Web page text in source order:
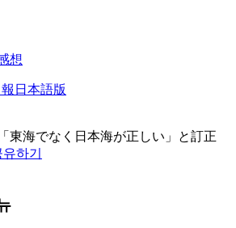
想
日本語版
東海でなく日本海が正しい」と訂正
유하기